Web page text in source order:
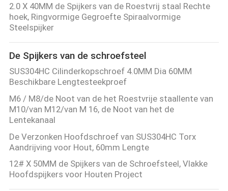
2.0 X 40MM de Spijkers van de Roestvrij staal Rechte
hoek, Ringvormige Gegroefte Spiraalvormige
Steelspijker
De Spijkers van de schroefsteel
SUS304HC Cilinderkopschroef 4.0MM Dia 60MM
Beschikbare Lengtesteekproef
M6 / M8/de Noot van de het Roestvrije staallente van
M10/van M12/van M 16, de Noot van het de
Lentekanaal
De Verzonken Hoofdschroef van SUS304HC Torx
Aandrijving voor Hout, 60mm Lengte
12# X 50MM de Spijkers van de Schroefsteel, Vlakke
Hoofdspijkers voor Houten Project